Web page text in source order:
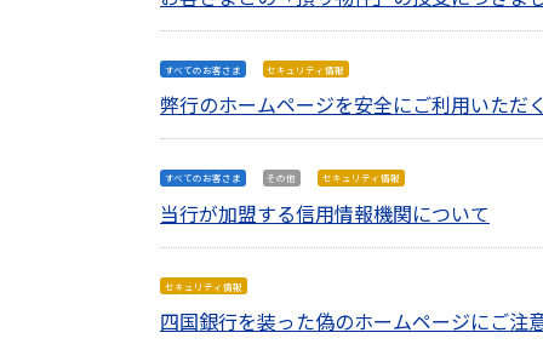
すべてのお客さま セキュリティ情報
弊行のホームページを安全にご利用いただ
すべてのお客さま その他 セキュリティ情報
当行が加盟する信用情報機関について
セキュリティ情報
四国銀行を装った偽のホームページにご注